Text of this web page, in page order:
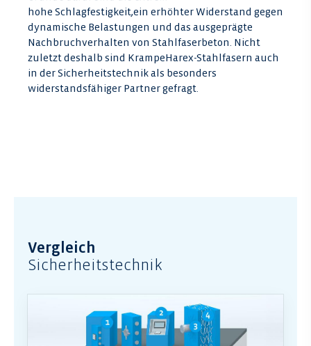
hohe Schlagfestigkeit,ein erhöhter Widerstand gegen
dynamische Belastungen und das ausgeprägte
Nachbruchverhalten von Stahlfaserbeton. Nicht
zuletzt deshalb sind KrampeHarex-Stahlfasern auch
in der Sicherheitstechnik als besonders
widerstandsfähiger Partner gefragt.
Vergleich
Sicherheitstechnik